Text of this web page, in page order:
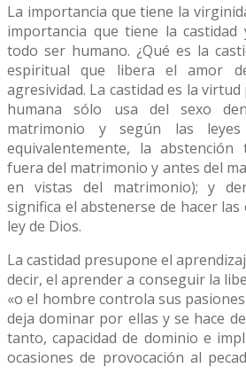
La importancia que tiene la
importancia que tiene la castidad
todo ser humano. ¿Qué es la
espiritual que libera el amor
agresividad. La castidad es la
humana sólo usa del sexo
matrimonio y según las
equivalentemente, la
fuera del matrimonio y antes del
en vistas del matrimonio); y
significa el abstenerse de hacer las
ley de Dios.
La castidad presupone el
decir, el aprender a conseguir la
«o el hombre controla sus
deja dominar por ellas y se hace
tanto, capacidad de dominio e
ocasiones de provocación al